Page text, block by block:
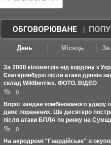
ОБГОВОРЮВАНЕ|
День Місяць За
За 2000 кілометрів від кордону з
Єкатеринбурзі після атаки дронів
склад Wildberries. ФОТО. ВІДЕО
0
Ворог завдав комбінованого удару
двоє поранених. Ще десятеро
після атаки БПЛА по ринку на
0
На аеродромі "Гвардійське" в